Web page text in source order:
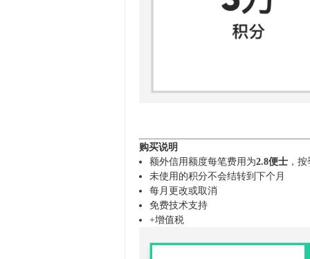
购买说明
额外信用额度每笔费用为2.8便士 ，
未使用的积分不会结转到下个月
每月更改或取消
免费技术支持
+增值税